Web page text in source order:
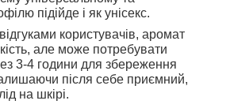
підійде і як унісекс.
користувачів, аромат
але може потребувати
3-4 години для збереження
після себе приємний,
на шкірі.